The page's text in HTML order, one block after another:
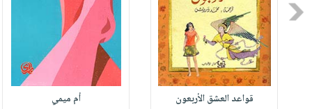
Previous
قواعد العشق الأربعون
أم ميمي